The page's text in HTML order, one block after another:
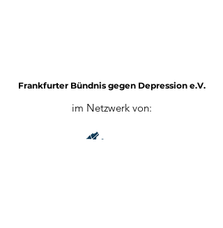
Frankfurter Bündnis gegen Depression e.V.
im Netzwerk von: